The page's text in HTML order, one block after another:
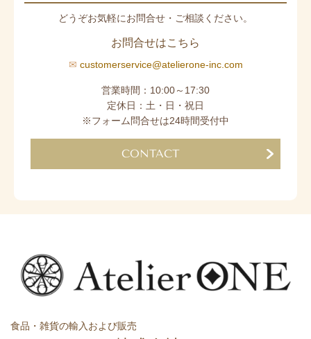
どうぞお気軽にお問合せ・ご相談ください。
お問合せはこちら
✉ customerservice@atelierone-inc.com
営業時間：10:00～17:30
定休日：土・日・祝日
※フォーム問合せは24時間受付中
CONTACT
食品・雑貨の輸入および販売